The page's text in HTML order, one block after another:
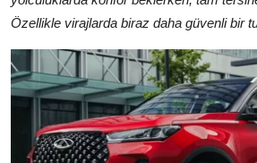
Özellikle virajlarda biraz daha güvenli bir